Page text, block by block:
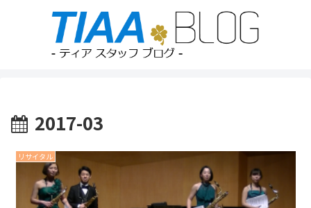
2017-03
リサイタル